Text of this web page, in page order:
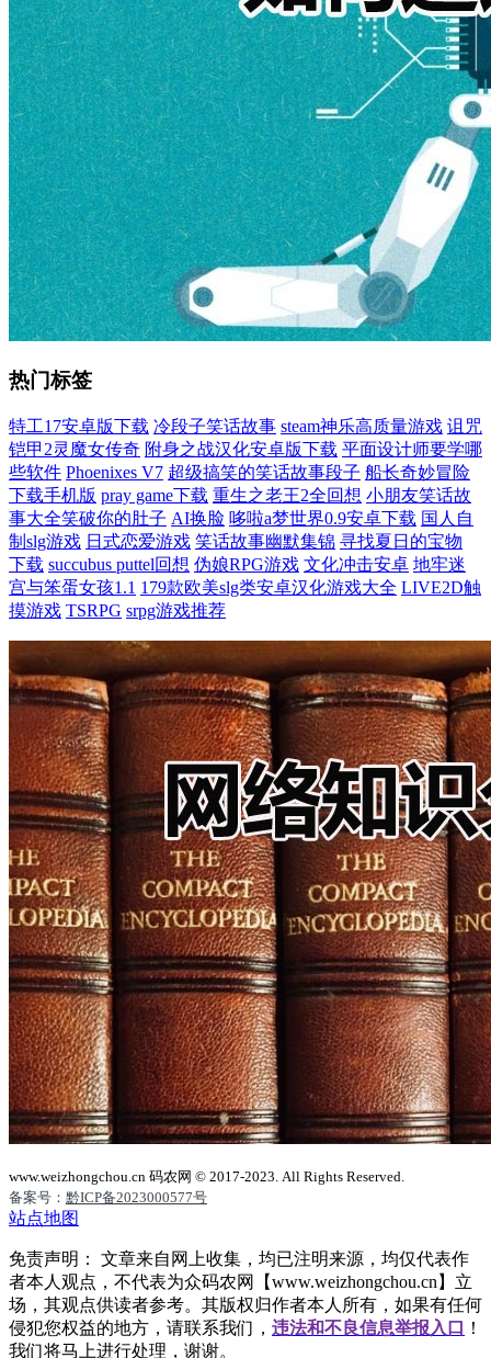
热门标签
特工17安卓版下载 冷段子笑话故事 steam神乐高质量游戏 诅咒
铠甲2灵魔女传奇 附身之战汉化安卓版下载 平面设计师要学哪
些软件 Phoenixes V7 超级搞笑的笑话故事段子 船长奇妙冒险
下载手机版 pray game下载 重生之老王2全回想 小朋友笑话故
事大全笑破你的肚子 AI换脸 哆啦a梦世界0.9安卓下载 国人自
制slg游戏 日式恋爱游戏 笑话故事幽默集锦 寻找夏日的宝物
下载 succubus puttel回想 伪娘RPG游戏 文化冲击安卓 地牢迷
宫与笨蛋女孩1.1 179款欧美slg类安卓汉化游戏大全 LIVE2D触
摸游戏 TSRPG srpg游戏推荐
www.weizhongchou.cn 码农网 © 2017-2023. All Rights Reserved.
备案号： 黔ICP备2023000577号
站点地图
免责声明： 文章来自网上收集，均已注明来源，均仅代表作
者本人观点，不代表为众码农网【www.weizhongchou.cn】立
场，其观点供读者参考。其版权归作者本人所有，如果有任何
侵犯您权益的地方，请联系我们， 违法和不良信息举报入口
！
我们将马上进行处理，谢谢。